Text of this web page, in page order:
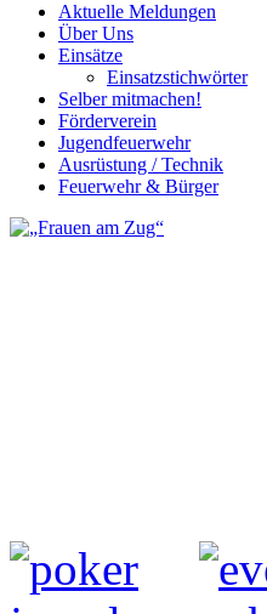
Aktuelle Meldungen
Über Uns
Einsätze
Einsatzstichwörter
Selber mitmachen!
Förderverein
Jugendfeuerwehr
Ausrüstung / Technik
Feuerwehr & Bürger